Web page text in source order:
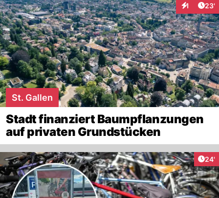
1 23'
St. Gallen
Stadt finanziert Baumpflanzungen
auf privaten Grundstücken
24'